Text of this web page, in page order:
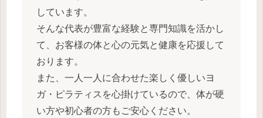
しています。
そんな代表が豊富な経験と専門知識を活かし
て、お客様の体と心の元気と健康を応援して
おります。
また、一人一人に合わせた楽しく優しいヨ
ガ・ピラティスを心掛けているので、体が硬
い方や初心者の方もご安心ください。